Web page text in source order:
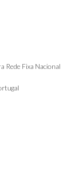
Rede Fixa Nacional